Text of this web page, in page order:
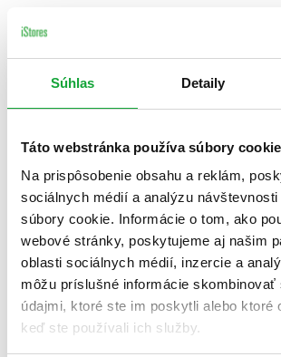
Súhlas Detaily
Táto webstránka používa súbory
Na prispôsobenie obsahu a reklám,
sociálnych médií a analýzu
súbory cookie. Informácie o tom, ako
webové stránky, poskytujeme aj našim
oblasti sociálnych médií, inzercie a
môžu príslušné informácie skombinovať
údajmi, ktoré ste im poskytli alebo ktoré
keď ste používali ich služby.